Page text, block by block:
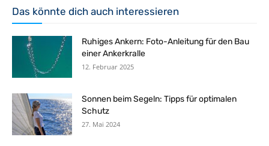
Das könnte dich auch interessieren
Ruhiges Ankern: Foto-Anleitung für den Bau
einer Ankerkralle
12. Februar 2025
Sonnen beim Segeln: Tipps für optimalen
Schutz
27. Mai 2024